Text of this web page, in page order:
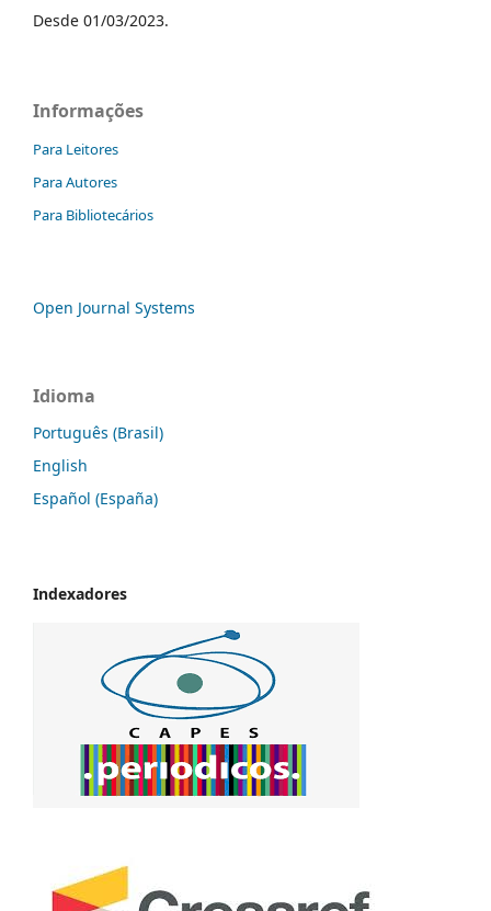
Desde 01/03/2023.
Informações
Para Leitores
Para Autores
Para Bibliotecários
Open Journal Systems
Idioma
Português (Brasil)
English
Español (España)
Indexadores